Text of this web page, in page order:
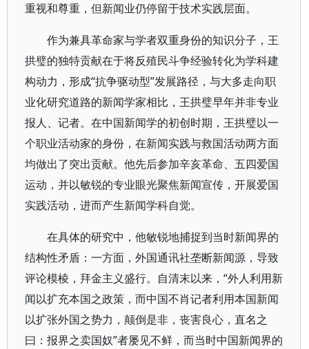
重视和尊重，但新闻业仍停留于技术实践层面。
作为兼具革命家与学者双重身份的知识分子，王
拱璧的独特贡献在于将反殖民斗争经验转化为学科建
构动力，形成“抗争驱动型”发展路径，与大多走向职
业化研究道路的新闻学家相比，王拱璧早年并非专业
报人、记者。在中国新闻学的初创时期，王拱璧以一
个职业活动家的身份，在新闻实践与救国活动两方面
均做出了突出贡献。他先后参加辛亥革命、五四爱国
运动，并以敏锐的专业眼光聚焦新闻宣传，开展爱国
实践活动，进而产生新闻学科自觉。
在具体的研究中，他敏锐地捕捉到当时新闻界的
结构性矛盾：一方面，外国通讯社垄断新闻源，导致
评论模棱，拜金主义盛行。自清末以来，“外人利用新
闻以扩充本国之政策，而中国不肖记者利用本国新闻
以扩张外国之势力，颠倒是非，丧害良心，直名之
曰：报界之卖国奴”者屡见不鲜，而当时中国新闻界的